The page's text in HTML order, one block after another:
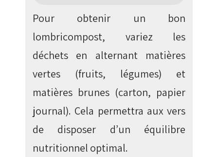
Pour obtenir un bon
lombricompost, variez les
déchets en alternant matières
vertes (fruits, légumes) et
matières brunes (carton, papier
journal). Cela permettra aux vers
de disposer d’un équilibre
nutritionnel optimal.